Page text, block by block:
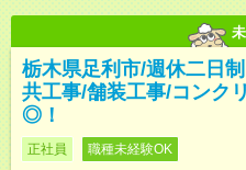
栃木県足利市/週休二日
共工事/舗装工事/コンク
◎！
正社員 職種未経験OK